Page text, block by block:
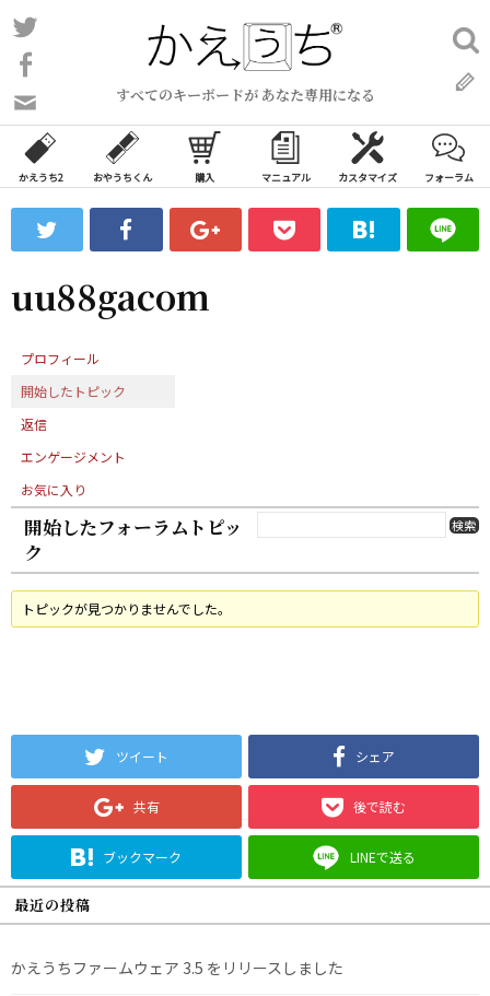
コ
ン
ン
ツ
ス
ッ
すべてのキーボードが あなた専用になる
い
合
わ
フ
ォ
ム
検
索:
かえうち2 おやうちくん 購入 マニュアル カスタマイズ フォーラム
uu88gacom
プロフィール
開始したトピック
返信
エンゲージメント
お気に入り
開始したフォーラムトピッ
ク
トピックが見つかりませんでした。
ツイート シェア
共有 後で読む
ブックマーク LINEで送る
最近の投稿
かえうちファームウェア 3.5 をリリースしました